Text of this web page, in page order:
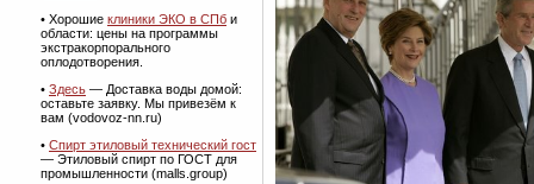
• Хорошие клиники ЭКО в СПб и
области: цены на программы
экстракорпорального
оплодотворения.
• Здесь — Доставка воды домой:
оставьте заявку. Мы привезём к
вам (vodovoz-nn.ru)
• Спирт этиловый технический гост
— Этиловый спирт по ГОСТ для
промышленности (malls.group)